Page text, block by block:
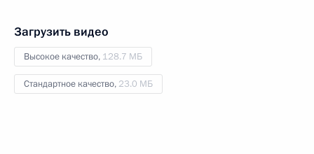
Загрузить видео
Высокое качество, 128.7 МБ
Стандартное качество, 23.0 МБ